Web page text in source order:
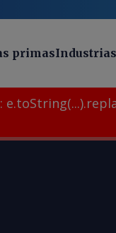
primasIndustrias